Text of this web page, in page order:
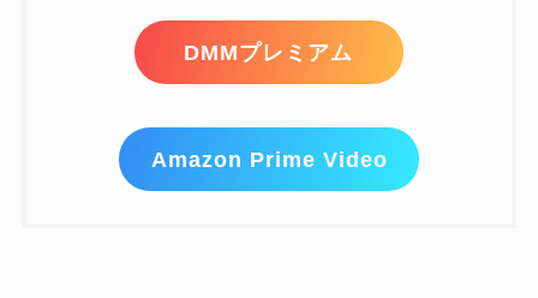
DMMプレミアム
Amazon Prime Video